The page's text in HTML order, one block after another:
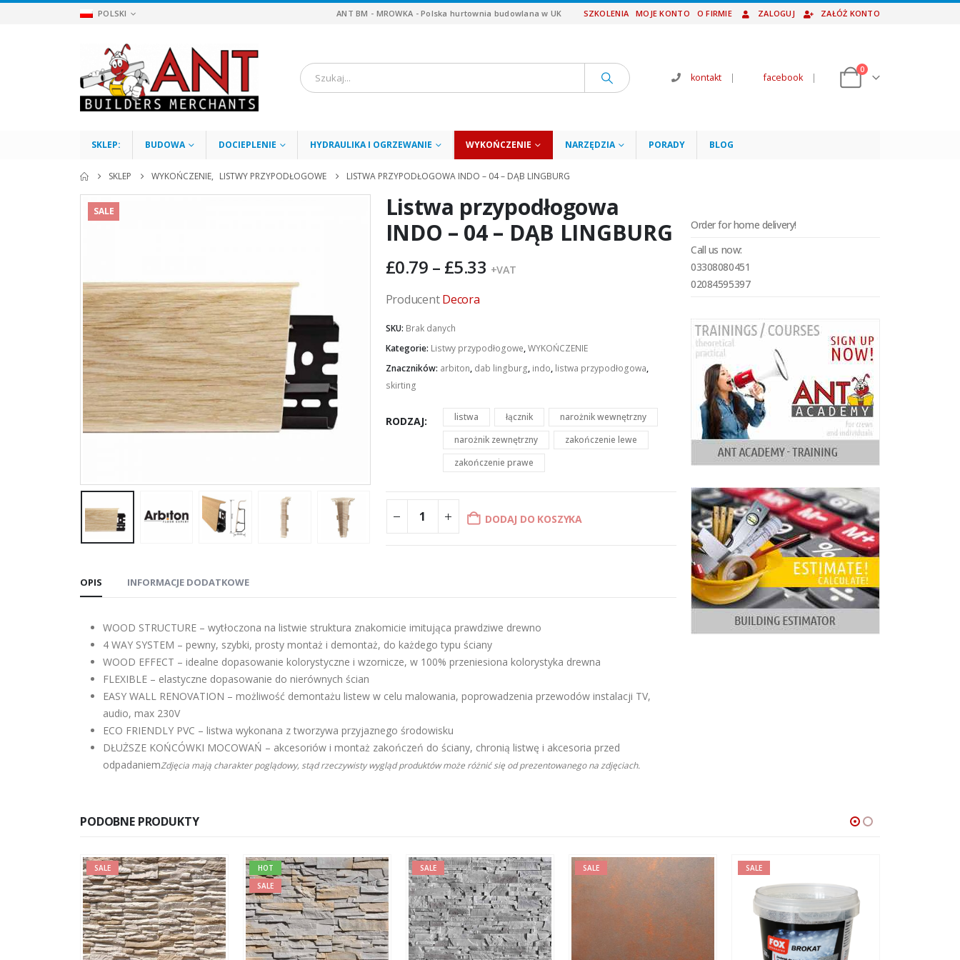
POLSKI ANT BM - MROWKA - Polska hurtownia budowlana w UK SZKOLENIA MOJE KONTO O FIRMIE ZALOGUJ ZAŁÓŻ KONTO
kontakt | facebook |
0
SKLEP: BUDOWA DOCIEPLENIE HYDRAULIKA I OGRZEWANIE WYKOŃCZENIE NARZĘDZIA PORADY BLOG
SKLEP WYKOŃCZENIE, LISTWY PRZYPODŁOGOWE LISTWA PRZYPODŁOGOWA INDO – 04 – DĄB LINGBURG
SALE
Listwa przypodłogowa
INDO – 04 – DĄB LINGBURG
£0.79 – £5.33 Zakres
£5.33
+VAT
ProducentDecora
SKU: Brak danych
Kategorie: Listwy przypodłogowe,WYKOŃCZENIE
Znaczników: arbiton, dab lingburg, indo, listwa przypodłogowa,
skirting
RODZAJ listwa łącznik
narożnik wewnętrzny
narożnik zewnętrzny
zakończenie lewe
zakończenie prawe
DODAJ DO KOSZYKA
OPIS INFORMACJE DODATKOWE
WOOD STRUCTURE – wytłoczona na listwie struktura znakomicie imitująca prawdziwe drewno
4 WAY SYSTEM – pewny, szybki, prosty montaż i demontaż, do każdego typu ściany
WOOD EFFECT – idealne dopasowanie kolorystyczne i wzornicze, w 100% przeniesiona kolorystyka drewna
FLEXIBLE – elastyczne dopasowanie do nierównych ścian
EASY WALL RENOVATION – możliwość demontażu listew w celu malowania, poprowadzenia przewodów instalacji TV,
audio, max 230V
ECO FRIENDLY PVC – listwa wykonana z tworzywa przyjaznego środowisku
DŁUŻSZE KOŃCÓWKI MOCOWAŃ – akcesoriów i montaż zakończeń do ściany, chronią listwę i akcesoria przed
odpadaniemZdjęcia mają charakter poglądowy, stąd rzeczywisty wygląd produktów może różnić się od prezentowanego na zdjęciach.
Order for home delivery!
Call us now:
03308080451
02084595397
PODOBNE PRODUKTY
HOT
SALE
SALE SALE SALE SALE